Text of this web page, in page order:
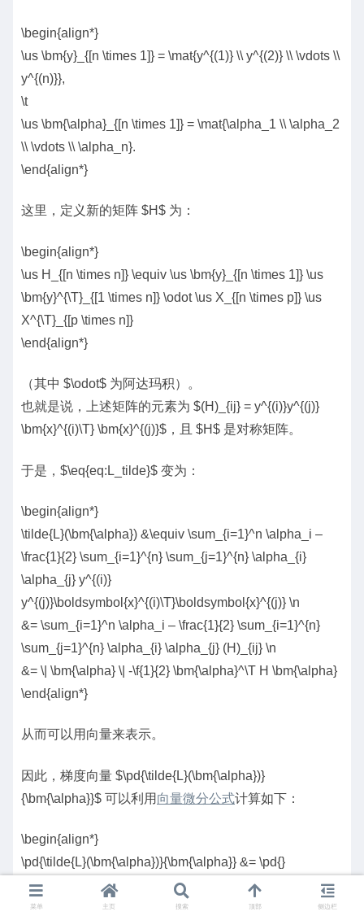
\begin{align*}
\us \bm{y}_{[n \times 1]} = \mat{y^{(1)} \\ y^{(2)} \\ \vdots \\
y^{(n)}},
\t
\us \bm{\alpha}_{[n \times 1]} = \mat{\alpha_1 \\ \alpha_2
\\ \vdots \\ \alpha_n}.
\end{align*}
这里，定义新的矩阵 $H$ 为：
\begin{align*}
\us H_{[n \times n]} \equiv \us \bm{y}_{[n \times 1]} \us
\bm{y}^{\T}_{[1 \times n]} \odot \us X_{[n \times p]} \us
X^{\T}_{[p \times n]}
\end{align*}
（其中 $\odot$ 为阿达玛积）。
也就是说，上述矩阵的元素为 $(H)_{ij} = y^{(i)}y^{(j)}
\bm{x}^{(i)\T} \bm{x}^{(j)}$，且 $H$ 是对称矩阵。
于是，$\eq{eq:L_tilde}$ 变为：
\begin{align*}
\tilde{L}(\bm{\alpha}) &\equiv \sum_{i=1}^n \alpha_i –
\frac{1}{2} \sum_{i=1}^{n} \sum_{j=1}^{n} \alpha_{i}
\alpha_{j} y^{(i)}
y^{(j)}\boldsymbol{x}^{(i)\T}\boldsymbol{x}^{(j)} \n
&= \sum_{i=1}^n \alpha_i – \frac{1}{2} \sum_{i=1}^{n}
\sum_{j=1}^{n} \alpha_{i} \alpha_{j} (H)_{ij} \n
&= \| \bm{\alpha} \| -\f{1}{2} \bm{\alpha}^\T H \bm{\alpha}
\end{align*}
从而可以用向量来表示。
因此，梯度向量 $\pd{\tilde{L}(\bm{\alpha})}
{\bm{\alpha}}$ 可以利用 向量微分公式计算如下：
\begin{align*}
\pd{\tilde{L}(\bm{\alpha})}{\bm{\alpha}} &= \pd{}
{\bm{\alpha}} \| \bm{\alpha} \| -\f{1}{2} \pd{}{\bm{\alpha}}
\bm{\alpha}^\T H \bm{\alpha} \n
菜单 主页 搜索 顶部 侧边栏